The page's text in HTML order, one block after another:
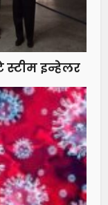
स्टीम इन्हेलर